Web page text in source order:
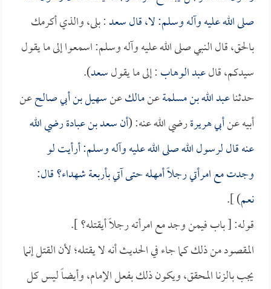
صلى الله عليه وآله وسلم: لا، قالسعد: بلى، والذي أكرمك
بالحق، قال النبي صلى الله عليه وآله وسلم: اسمعوا إلى ما يقول
سيدكم، قالعبد الوهاب: إلى ما يقولسعد).
حدثناعبد الله بن مسلمةعنمالكعنسهيل بن أبي صالحعن
أبيه عنأبي هريرةرضي الله عنه: (أنسعد بن عبادةرضي الله
عنه قال لرسول الله صلى الله عليه وآله وسلم: أرأيت لو
وجدت مع امرأتي رجلاً أمهله حتى آتي بأربعة شهداء؟ قال:
نعم) ].
قوله: [ باب فيمن وجد مع امرأته رجلاً أيقتله؟ ].
المقصود من ذلك كما جاء في الحديث أنه لا يقتله؛ لأن القتل إنما
يجب بالزنا المحقق، ويكون ذلك بفعل الإمام، وأيضاً ليس كل